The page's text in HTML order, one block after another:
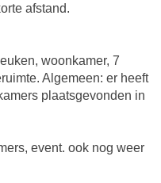
afstand.
woonkamer, 7
Algemeen: er heeft
plaatsgevonden in
event. ook nog weer